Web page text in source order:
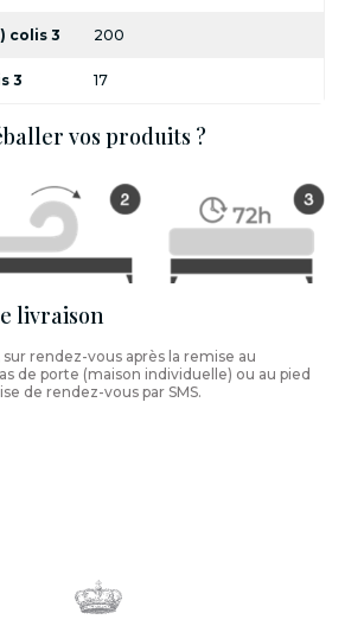
colis 3 200
3 17
vos produits ?
livraison
rendez-vous après la remise au
de porte (maison individuelle) ou au pied
de rendez-vous par SMS.